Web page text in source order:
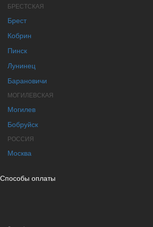
БРЕСТСКАЯ
Брест
Кобрин
Пинск
Лунинец
Барановичи
МОГИЛЕВСКАЯ
Могилев
Бобруйск
РОССИЯ
Москва
Способы оплаты